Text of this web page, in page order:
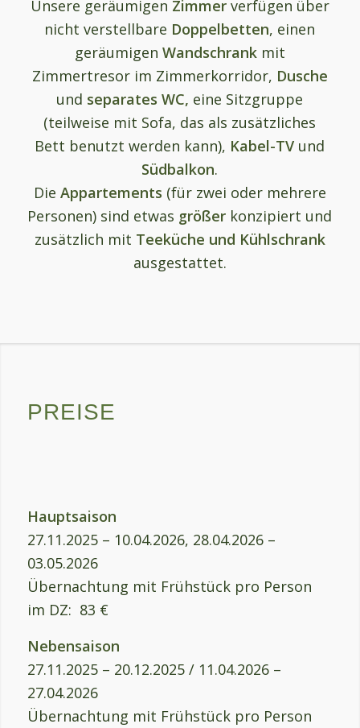
Unsere geräumigen Zimmerverfügen über
nicht verstellbare Doppelbetten, einen
geräumigen Wandschrankmit
Zimmertresor im Zimmerkorridor, Dusche
und separates WC, eine Sitzgruppe
(teilweise mit Sofa, das als zusätzliches
Bett benutzt werden kann), Kabel-TV und
Südbalkon.
Die Appartements (für zwei oder mehrere
Personen) sind etwas größer konzipiert und
zusätzlich mit Teeküche und Kühlschrank
ausgestattet.
PREISE
Hauptsaison
27.11.2025 – 10.04.2026, 28.04.2026 –
03.05.2026
Übernachtung mit Frühstück pro Person
im DZ: 83 €
Nebensaison
27.11.2025 – 20.12.2025 / 11.04.2026 –
27.04.2026
Übernachtung mit Frühstück pro Person